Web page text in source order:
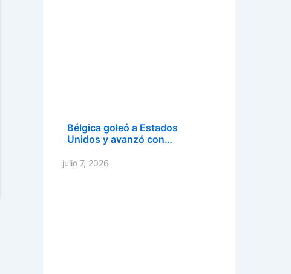
Bélgica goleó a Estados
Unidos y avanzó con…
julio 7, 2026